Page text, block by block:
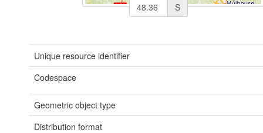
S
Unique resource identifier
Codespace
Geometric object type
Distribution format